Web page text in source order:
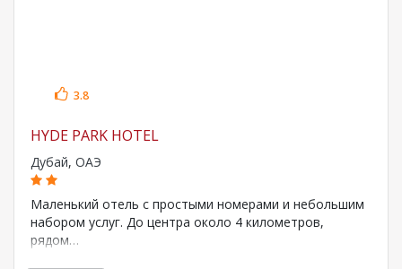
3.8
HYDE PARK HOTEL
Дубай, ОАЭ
Маленький отель с простыми номерами и небольшим
набором услуг. До центра около 4 километров,
рядом…